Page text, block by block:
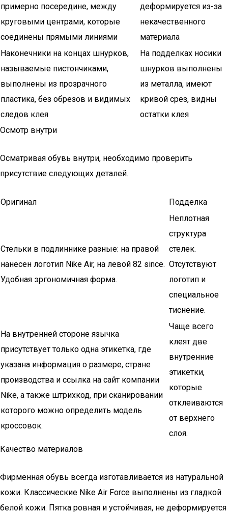
примерно посередине, между
круговыми центрами, которые
соединены прямыми линиями
деформируется из-за
некачественного
материала
Наконечники на концах шнурков,
называемые пистончиками,
выполнены из прозрачного
пластика, без обрезов и видимых
следов клея
На подделках носики
шнурков выполнены
из металла, имеют
кривой срез, видны
остатки клея
Осмотр внутри
Осматривая обувь внутри, необходимо проверить
присутствие следующих деталей.
Оригинал Подделка
Стельки в подлиннике разные: на правой
нанесен логотип Nike Air, на левой 82 since.
Удобная эргономичная форма.
Неплотная
структура
стелек.
Отсутствуют
логотип и
специальное
тиснение.
На внутренней стороне язычка
присутствует только одна этикетка, где
указана информация о размере, стране
производства и ссылка на сайт компании
Nike, а также штрихкод, при сканировании
которого можно определить модель
кроссовок.
Чаще всего
клеят две
внутренние
этикетки,
которые
отклеиваются
от верхнего
слоя.
Качество материалов
Фирменная обувь всегда изготавливается из натуральной
кожи. Классические Nike Air Force выполнены из гладкой
белой кожи. Пятка ровная и устойчивая, не деформируется